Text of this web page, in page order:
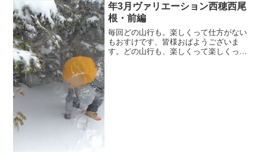
年3月ヴァリエーション西穂西尾
根・前編
毎回どの山行も。楽しくって仕方がない
もおすけです、皆様おぱようございま
す。どの山行も、楽しくって楽しくっ